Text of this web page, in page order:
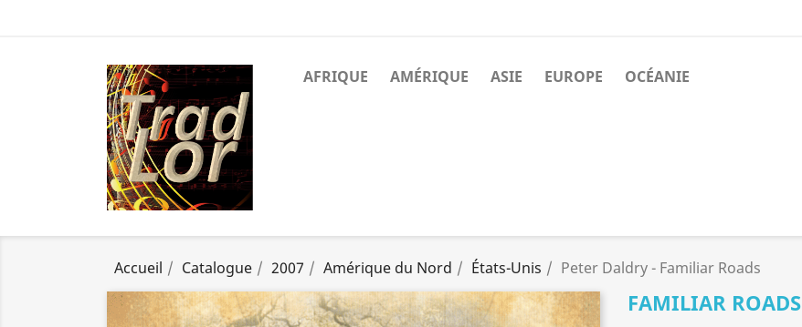
AFRIQUE AMÉRIQUE ASIE EUROPE OCÉANIE
Accueil Catalogue 2007 Amérique du Nord États-Unis Peter Daldry - Familiar Roads
FAMILIAR ROADS